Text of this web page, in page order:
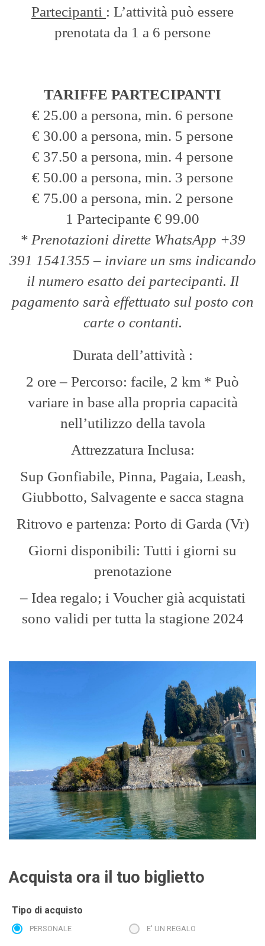
Partecipanti : L’attività può essere
prenotata da 1 a 6 persone
TARIFFE PARTECIPANTI
€ 25.00 a persona, min. 6 persone
€ 30.00 a persona, min. 5 persone
€ 37.50 a persona, min. 4 persone
€ 50.00 a persona, min. 3 persone
€ 75.00 a persona, min. 2 persone
1 Partecipante € 99.00
* Prenotazioni dirette WhatsApp +39
391 1541355 – inviare un sms indicando
il numero esatto dei partecipanti. Il
pagamento sarà effettuato sul posto con
carte o contanti.
Durata dell’attività :
2 ore – Percorso: facile, 2 km * Può
variare in base alla propria capacità
nell’utilizzo della tavola
Attrezzatura Inclusa:
Sup Gonfiabile, Pinna, Pagaia, Leash,
Giubbotto, Salvagente e sacca stagna
Ritrovo e partenza: Porto di Garda (Vr)
Giorni disponibili: Tutti i giorni su
prenotazione
– Idea regalo; i Voucher già acquistati
sono validi per tutta la stagione 2024
Acquista ora il tuo biglietto
Tipo di acquisto
PERSONALE E' UN REGALO